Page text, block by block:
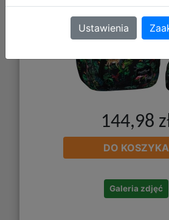
144,98
DO KOSZYKA
Galeria zdjęć
Ustawienia